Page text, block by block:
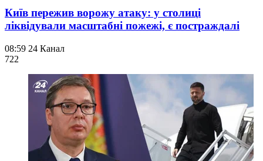
Київ пережив ворожу атаку: у столиці
ліквідували масштабні пожежі, є постраждалі
08:59 24 Канал
722